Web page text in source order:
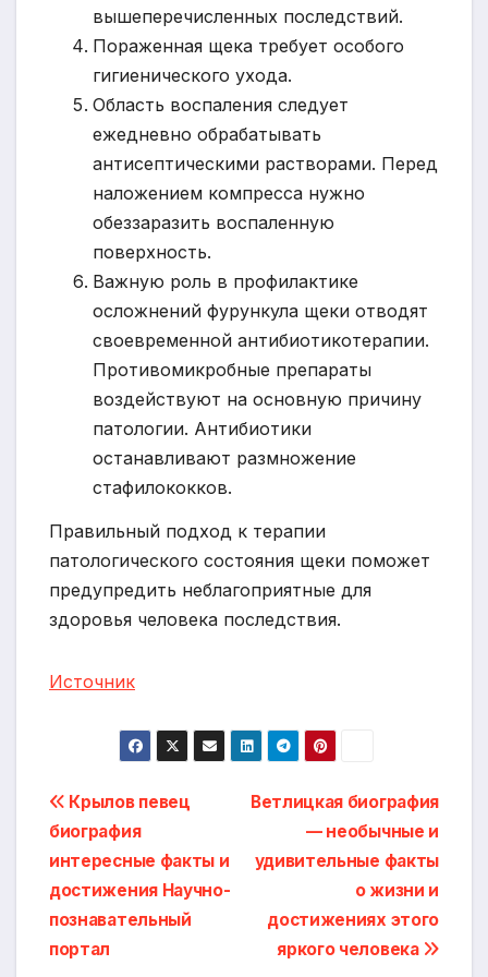
вышеперечисленных последствий.
Пораженная щека требует особого
гигиенического ухода.
Область воспаления следует
ежедневно обрабатывать
антисептическими растворами. Перед
наложением компресса нужно
обеззаразить воспаленную
поверхность.
Важную роль в профилактике
осложнений фурункула щеки отводят
своевременной антибиотикотерапии.
Противомикробные препараты
воздействуют на основную причину
патологии. Антибиотики
останавливают размножение
стафилококков.
Правильный подход к терапии
патологического состояния щеки поможет
предупредить неблагоприятные для
здоровья человека последствия.
Источник
Навигация
по
записям
Ветлицкая биография
— необычные и
удивительные факты
о жизни и
достижениях этого
яркого человека
Крылов певец
биография
интересные факты и
достижения Научно-
познавательный
портал